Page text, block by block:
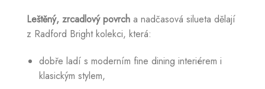
Leštěný, zrcadlový povrch a nadčasová silueta dělají
z Radford Bright kolekci, která:
dobře ladí s moderním fine dining interiérem i
klasickým stylem,